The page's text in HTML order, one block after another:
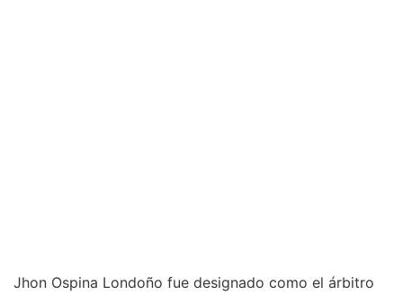
Jhon Ospina Londoño fue designado como el árbitro